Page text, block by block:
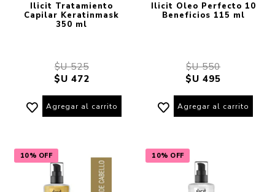
Ilicit Tratamiento
Capilar Keratinmask
350 ml
$U 525
$U 472
Agregar al carrito
Ilicit Oleo Perfecto 10
Beneficios 115 ml
$U 550
$U 495
Agregar al carrito
10% OFF 10% OFF